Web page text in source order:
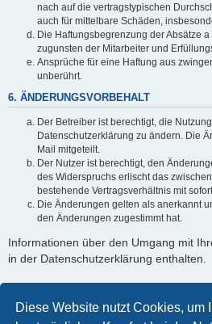
Diese Website nutzt Cookies, um
nach auf die vertragstypischen
auch für mittelbare Schäden,
Die Haftungsbegrenzung der Absätze
zugunsten der Mitarbeiter und
Ansprüche für eine Haftung aus
unberührt.
6. ÄNDERUNGSVORBEHALT
Der Betreiber ist berechtigt, die
Datenschutzerklärung zu ändern. Die
Mail mitgeteilt.
Der Nutzer ist berechtigt, den
des Widerspruchs erlischt das
bestehende Vertragsverhältnis mit
Die Änderungen gelten als anerkannt
den Änderungen zugestimmt hat.
Informationen über den Umgang mit
in der Datenschutzerklärung enthalten.